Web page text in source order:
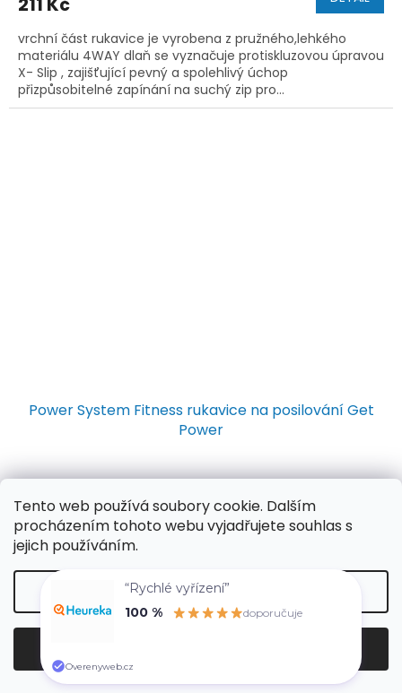
Tento web používá soubory cookie. Dalším
procházením tohoto webu vyjadřujete souhlas s
jejich používáním.
Nastavení
vrchní část rukavice je vyrobena z pružného,lehkého
materiálu 4WAY dlaň se vyznačuje protiskluzovou úpravou
X- Slip , zajišťující pevný a spolehlivý úchop
přizpůsobitelné zapínání na suchý zip pro...
Power System Fitness rukavice na posilování Get
Power
211 Kč
nový druh rukavic s vynikajícím systémem kontroly
prodyšnosti a odvodu potu vrchní část rukavic je vyroben
ze strukturovaného,pružného materiálu 4WAY
anatomicky tvarované vypolstrované segmenty v...
“Rychlé vyřízení”
100 %
doporučuje
Overenyweb.cz